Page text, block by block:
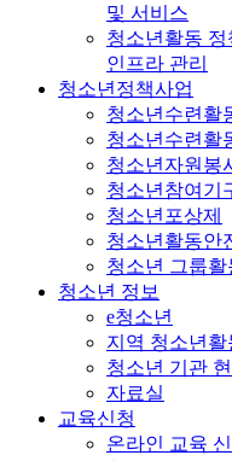
및 서비스
청소년활동 정
인프라 관리
청소년정책사업
청소년수련활
청소년수련활
청소년자원봉
청소년참여기
청소년포상제
청소년활동안
청소년 그룹활
청소년 정보
e청소년
지역 청소년활
청소년 기관
자료실
교육신청
온라인 교육